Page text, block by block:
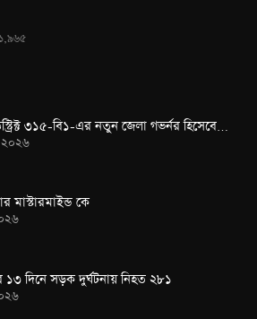
৩১৫-বি১-এর নতুন জেলা গভর্নর হিসেবে…
মাস্টারমাইন্ড কে
১৩ দিনে সড়ক দুর্ঘটনায় নিহত ২৮১